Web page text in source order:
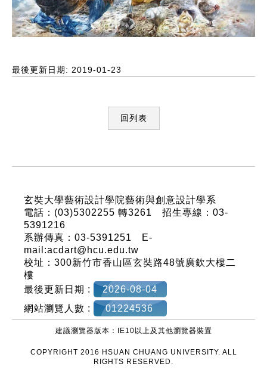
最後更新日期: 2019-01-23
回列表
玄奘大學藝術設計學院藝術與創意設計學系
電話：(03)5302255 轉3261 招生專線：03-
5391216
系辦傳真：03-5391251 E-
mail:acdart@hcu.edu.tw
校址：300新竹市香山區玄奘路48號廣欽大樓二
樓
最後更新日期 :
2026-08-04
網站瀏覽人數 :
01224536
建議瀏覽器版本：IE10以上及其他瀏覽器裝置
COPYRIGHT 2016 HSUAN CHUANG UNIVERSITY. ALL
RIGHTS RESERVED.